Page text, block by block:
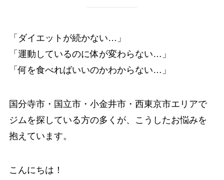
「ダイエットが続かない…」
「運動しているのに体が変わらない…」
「何を食べればいいのかわからない…」
国分寺市・国立市・小金井市・西東京市エリアで
ジムを探している方の多くが、こうしたお悩みを
抱えています。
こんにちは！